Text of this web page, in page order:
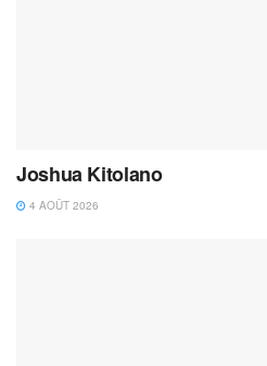
Joshua Kitolano
4 AOÛT 2026